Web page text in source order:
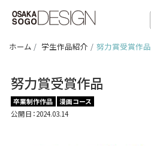
ホーム 学生作品紹介 努力賞受賞作品
努力賞受賞作品
卒業制作作品 漫画コース
公開日：2024.03.14